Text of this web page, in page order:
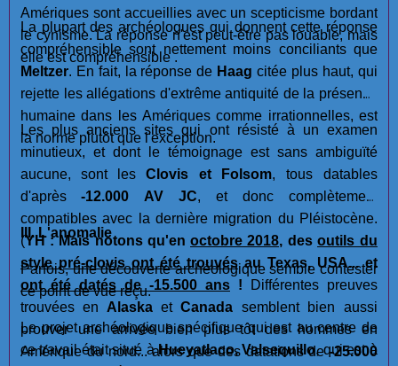
Amériques sont accueillies avec un scepticisme bordant
le cynisme. La réponse n'est peut-être pas louable, mais
elle est compréhensible .
La plupart des archéologues qui donnent cette réponse
compréhensible sont nettement moins conciliants que
Meltzer. En fait, la réponse de Haag citée plus haut, qui
rejette les allégations d'extrême antiquité de la présence
humaine dans les Amériques comme irrationnelles, est
la norme plutôt que l'exception.
Les plus anciens sites qui ont résisté à un examen
minutieux, et dont le témoignage est sans ambiguïté
aucune, sont les Clovis et Folsom, tous datables
d'après -12.000 AV JC, et donc complètement
compatibles avec la dernière migration du Pléistocène.
(YH : Mais notons qu'en octobre 2018, des outils du
style pré-clovis ont été trouvésau Texas, USA... et
ont été datés de -15.500 ans ! Différentes preuves
trouvées en Alaska et Canada semblent bien aussi
prouver une arrivée bien plus tôt des hommes en
Amérique du nord... alors que des datations de-25.000
III. L'anomalie
Parfois, une découverte archéologique semble contester
ce point de vue reçu.
Le projet archéologique spécifique qui est au centre de
ce travail était situé àHueyatlaco, Valsequillo, qui est à